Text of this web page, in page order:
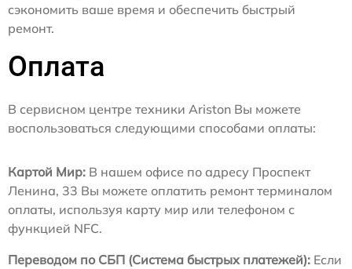
сэкономить ваше время и обеспечить быстрый
ремонт.
Оплата
В сервисном центре техники Ariston Вы можете
воспользоваться следующими способами оплаты:
Картой Мир: В нашем офисе по адресу Проспект
Ленина, 33 Вы можете оплатить ремонт терминалом
оплаты, используя карту мир или телефоном с
функцией NFC.
Переводом по СБП (Система быстрых платежей): Если